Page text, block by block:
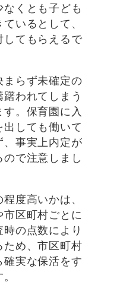
くとも子ども
いるとして、
してもらえるで
まらず未確定の
われてしまう
。保育園に入
しても働いて
、事実上内定が
で注意しまし
度高いかは、
区町村ごとに
の点数により
ため、市区町村
確実な保活をす